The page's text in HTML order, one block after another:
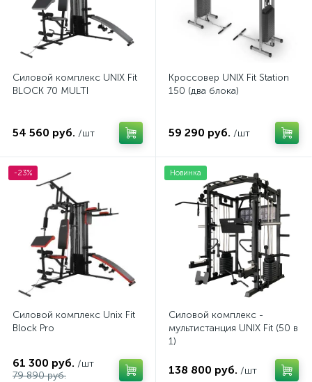
Силовой комплекс UNIX Fit
BLOCK 70 MULTI
54 560 руб. /шт
Кроссовер UNIX Fit Station
150 (два блока)
59 290 руб. /шт
-23%
Силовой комплекс Unix Fit
Block Pro
61 300 руб. /шт
79 890 руб.
Новинка
Силовой комплекс -
мультистанция UNIX Fit (50 в
1)
138 800 руб. /шт